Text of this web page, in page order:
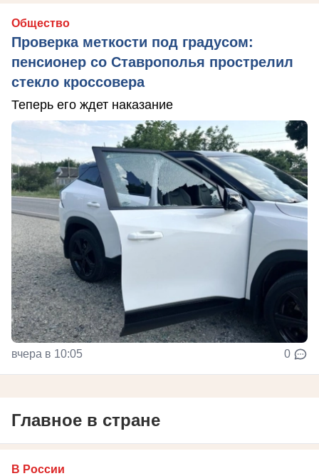
Общество
Проверка меткости под градусом:
пенсионер со Ставрополья прострелил
стекло кроссовера
Теперь его ждет наказание
вчера в 10:05 0
Главное в стране
В России